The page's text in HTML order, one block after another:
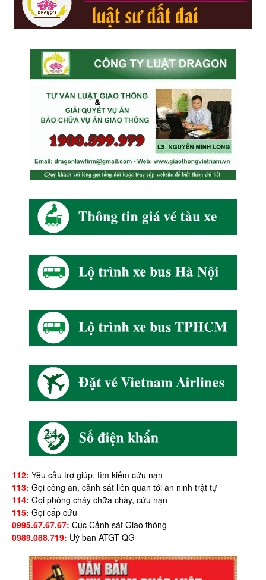
112: Yêu cầu trợ giúp, tìm kiếm cứu nạn
113: Gọi công an, cảnh sát liên quan tới an ninh trật tự
114: Gọi phòng cháy chữa cháy, cứu nạn
115: Gọi cấp cứu
0995.67.67.67: Cục Cảnh sát Giao thông
0989.088.719: Uỷ ban ATGT QG